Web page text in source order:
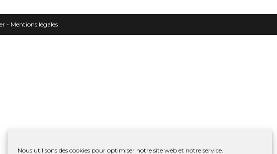
Nous utilisons des cookies pour optimiser notre site web et notre service.
- Mentions légales